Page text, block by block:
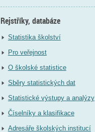
Rejstříky, databáze
Statistika školství
Pro veřejnost
O školské statistice
Sběry statistických dat
Statistické výstupy a analýzy
Číselníky a klasifikace
Adresáře školských institucí